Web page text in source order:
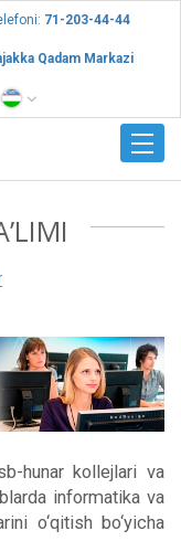
71-203-44-44
Qadam Markazi
hunar kollejlari va
informatika va
o‘qitish bo‘yicha